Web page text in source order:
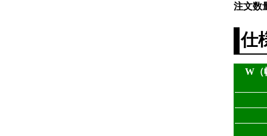
注文数
仕
W（